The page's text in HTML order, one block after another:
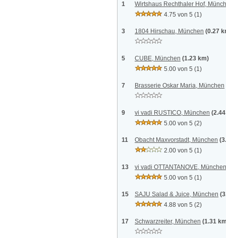
1
Wirtshaus Rechthaler Hof,
4.75 von 5 (1)
3 1804 Hirschau, München (0.27
5 CUBE, München (1.23 km)
5.00 von 5 (1)
7 Brasserie Oskar Maria, München
9 vi vadi RUSTICO, München
5.00 von 5 (2)
11 Obacht Maxvorstadt, München
2.00 von 5 (1)
13
vi vadi OTTANTANOVE, München
5.00 von 5 (1)
15 SAJU Salad & Juice, München
4.88 von 5 (2)
17 Schwarzreiter, München (1.31